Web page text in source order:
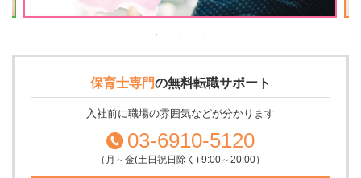
保育士専門の無料転職サポート
入社前に職場の雰囲気などが分かります
03-6910-5120
（月～金(土日祝日除く) 9:00～20:00）